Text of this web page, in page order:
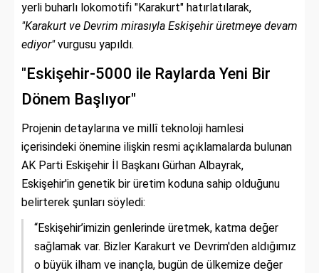
yerli buharlı lokomotifi "Karakurt" hatırlatılarak,
"Karakurt ve Devrim mirasıyla Eskişehir üretmeye devam
ediyor"vurgusu yapıldı.
"Eskişehir-5000 ile Raylarda Yeni Bir
Dönem Başlıyor"
Projenin detaylarına ve millî teknoloji hamlesi
içerisindeki önemine ilişkin resmi açıklamalarda bulunan
AK Parti Eskişehir İl Başkanı Gürhan Albayrak,
Eskişehir'in genetik bir üretim koduna sahip olduğunu
belirterek şunları söyledi:
“Eskişehir’imizin genlerinde üretmek, katma değer
sağlamak var. Bizler Karakurt ve Devrim'den aldığımız
o büyük ilham ve inançla, bugün de ülkemize değer